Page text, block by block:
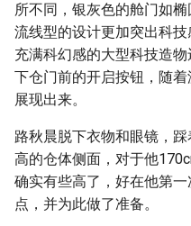
所不同，银灰色的舱门如
流线型的设计更加突出科
充满科幻感的大型科技造
下仓门前的开启按钮，随
展现出来。
路秋晨脱下衣物和眼镜，
高的仓体侧面，对于他
确实有些高了，好在他第
点，并为此做了准备。